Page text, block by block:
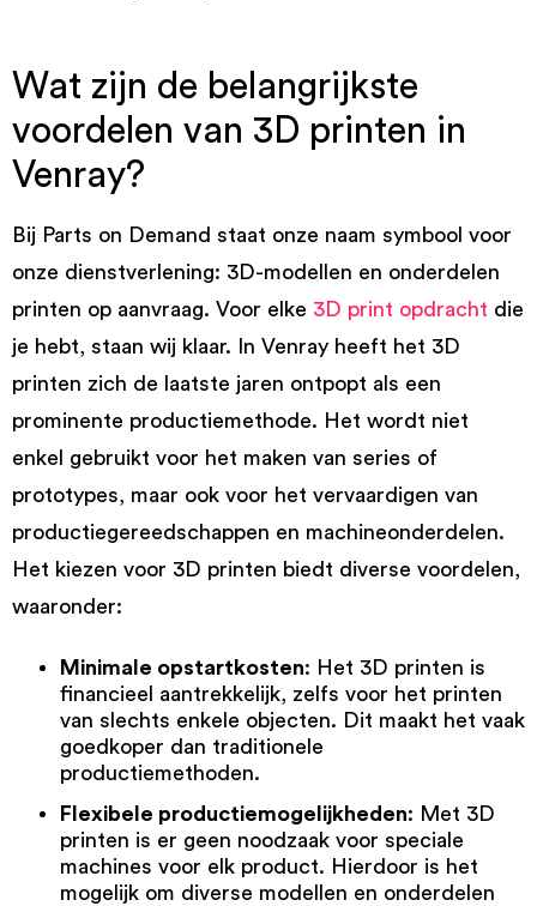
Wat zijn de belangrijkste
voordelen van 3D printen in
Venray?
Bij Parts on Demand staat onze naam symbool voor
onze dienstverlening: 3D-modellen en onderdelen
printen op aanvraag. Voor elke 3D print opdracht die
je hebt, staan wij klaar. In Venray heeft het 3D
printen zich de laatste jaren ontpopt als een
prominente productiemethode. Het wordt niet
enkel gebruikt voor het maken van series of
prototypes, maar ook voor het vervaardigen van
productiegereedschappen en machineonderdelen.
Het kiezen voor 3D printen biedt diverse voordelen,
waaronder:
Minimale opstartkosten: Het 3D printen is
financieel aantrekkelijk, zelfs voor het printen
van slechts enkele objecten. Dit maakt het vaak
goedkoper dan traditionele
productiemethoden.
Flexibele productiemogelijkheden: Met 3D
printen is er geen noodzaak voor speciale
machines voor elk product. Hierdoor is het
mogelijk om diverse modellen en onderdelen